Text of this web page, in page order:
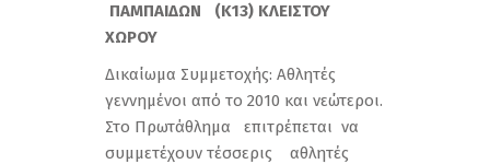
ΠΑΜΠΑΙΔΩΝ (Κ13) ΚΛΕΙΣΤΟΥ
ΧΩΡΟΥ
Δικαίωμα Συμμετοχής: Αθλητές
γεννημένοι από το 2010 και νεώτεροι.
Στο Πρωτάθλημα επιτρέπεται να
συμμετέχουν τέσσερις αθλητές